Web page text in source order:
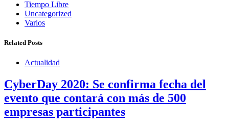
Tiempo Libre
Uncategorized
Varios
Related Posts
Actualidad
CyberDay 2020: Se confirma fecha del
evento que contará con más de 500
empresas participantes